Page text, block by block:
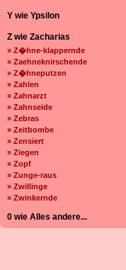
Y wie Ypsilon
Z wie Zacharias
» Z�hne-klappernde
» Zaehneknirschende
» Z�hneputzen
» Zahlen
» Zahnarzt
» Zahnseide
» Zebras
» Zeitbombe
» Zensiert
» Ziegen
» Zopf
» Zunge-raus
» Zwillinge
» Zwinkernde
0 wie Alles andere...